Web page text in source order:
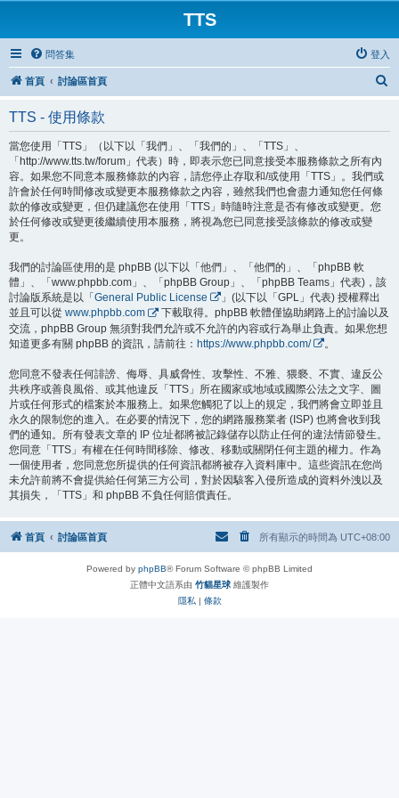
TTS
問答集 登入
首頁 討論區首頁
TTS - 使用條款
當您使用「TTS」（以下以「我們」、「我們的」、「TTS」、
「http://www.tts.tw/forum」代表）時，即表示您已同意接受本服務條款之所有內
容。如果您不同意本服務條款的內容，請您停止存取和/或使用「TTS」。我們或
許會於任何時間修改或變更本服務條款之內容，雖然我們也會盡力通知您任何條
款的修改或變更，但仍建議您在使用「TTS」時隨時注意是否有修改或變更。您
於任何修改或變更後繼續使用本服務，將視為您已同意接受該條款的修改或變
更。
我們的討論區使用的是 phpBB (以下以「他們」、「他們的」、「phpBB 軟
體」、「www.phpbb.com」、「phpBB Group」、「phpBB Teams」代表)，該
討論版系統是以「 General Public License
」(以下以「GPL」代表) 授權釋出
並且可以從 www.phpbb.com
下載取得。phpBB 軟體僅協助網路上的討論以及
交流，phpBB Group 無須對我們允許或不允許的內容或行為舉止負責。如果您想
知道更多有關 phpBB 的資訊，請前往： https://www.phpbb.com/ 。
您同意不發表任何誹謗、侮辱、具威脅性、攻擊性、不雅、猥褻、不實、違反公
共秩序或善良風俗、或其他違反「TTS」所在國家或地域或國際公法之文字、圖
片或任何形式的檔案於本服務上。如果您觸犯了以上的規定，我們將會立即並且
永久的限制您的進入。在必要的情況下，您的網路服務業者 (ISP) 也將會收到我
們的通知。所有發表文章的 IP 位址都將被記錄儲存以防止任何的違法情節發生。
您同意「TTS」有權在任何時間移除、修改、移動或關閉任何主題的權力。作為
一個使用者，您同意您所提供的任何資訊都將被存入資料庫中。這些資訊在您尚
未允許前將不會提供給任何第三方公司，對於因駭客入侵所造成的資料外洩以及
其損失，「TTS」和 phpBB 不負任何賠償責任。
首頁 討論區首頁 所有顯示的時間為 UTC+08:00
Powered by phpBB® Forum Software © phpBB Limited
正體中文語系由 竹貓星球 維護製作
隱私 | 條款